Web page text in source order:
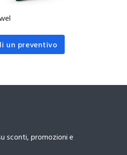
un preventivo
sconti, promozioni e